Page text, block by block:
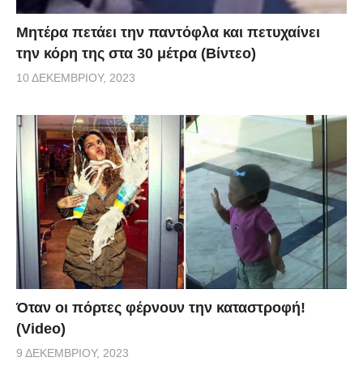
Μητέρα πετάει την παντόφλα και πετυχαίνει
την κόρη της στα 30 μέτρα (Βίντεο)
10 ΔΕΚΕΜΒΡΊΟΥ, 2023
Όταν οι πόρτες φέρνουν την καταστροφή!
(Video)
9 ΔΕΚΕΜΒΡΊΟΥ, 2023